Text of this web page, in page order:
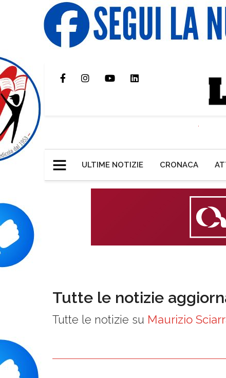
ULTIME NOTIZIE CRONACA
Tutte le notizie
Tutte le notizie su Maurizio